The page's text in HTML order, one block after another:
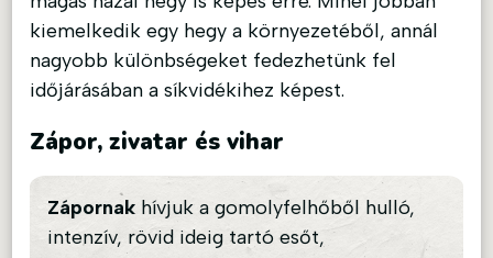
kiemelkedik egy hegy a környezetéből, annál
nagyobb különbségeket fedezhetünk fel
időjárásában a síkvidékihez képest.
Zápor, zivatar és vihar
Zápornak hívjuk a gomolyfelhőből hulló,
intenzív, rövid ideig tartó esőt,